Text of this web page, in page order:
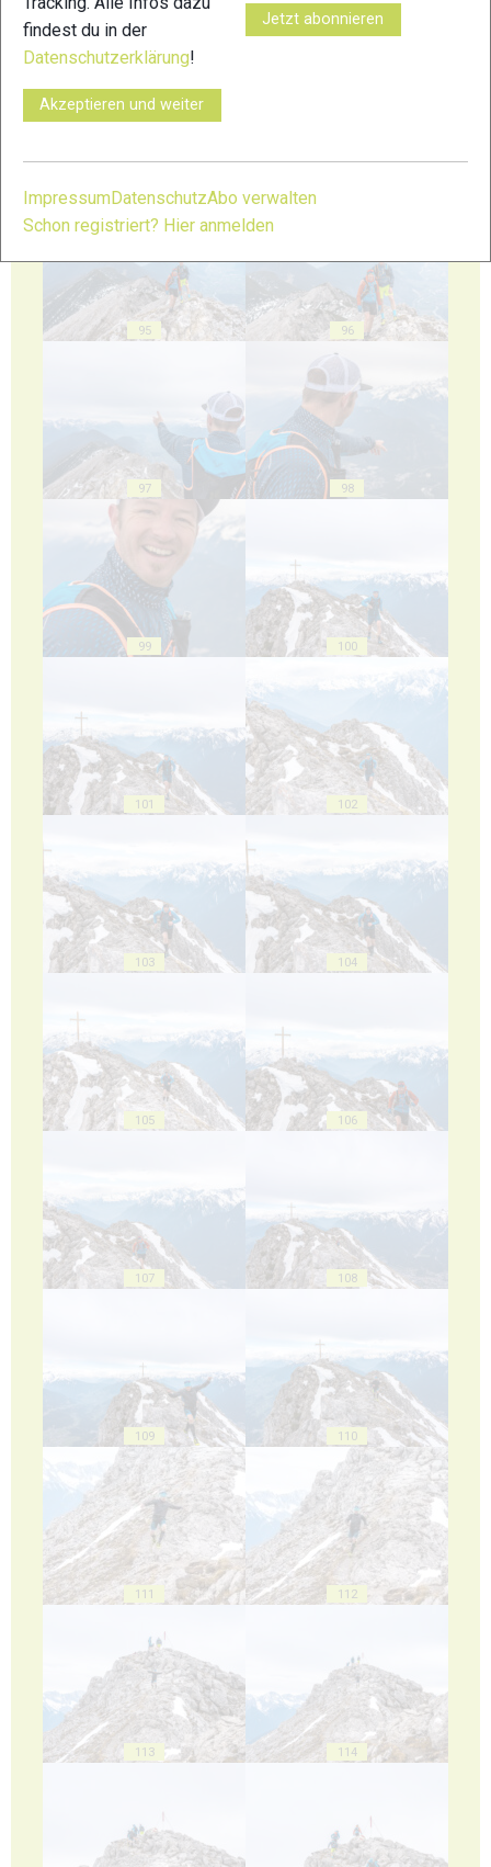
92
95 96
97 98
99 100
101 102
103 104
105 106
107 108
109 110
111 112
113 114
findest du in der
Datenschutzerklärung!
Akzeptieren und weiter
Jetzt abonnieren
Impressum DatenschutzAbo verwalten
Schon registriert? Hier anmelden